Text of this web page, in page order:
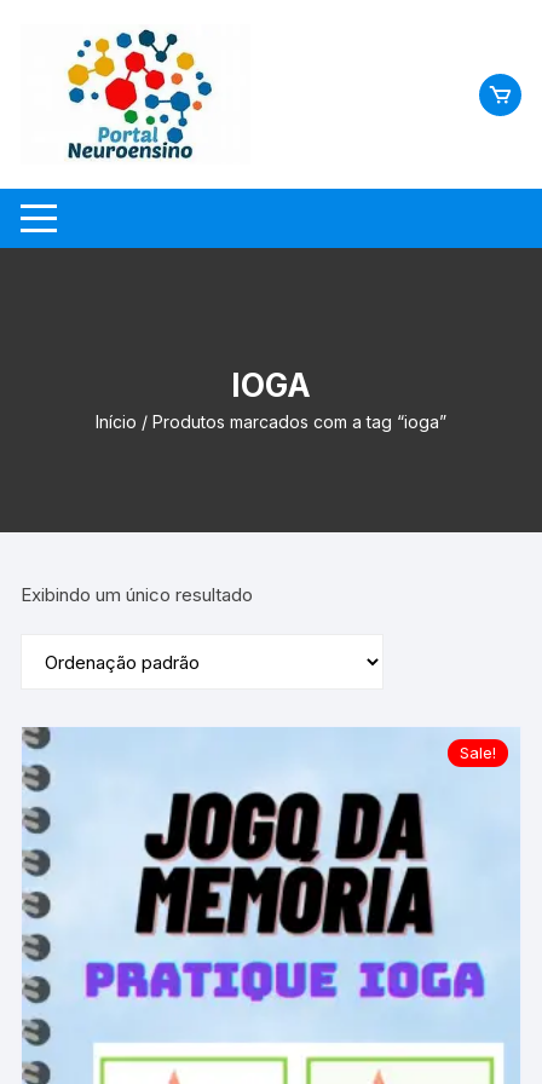
IOGA
Início / Produtos marcados com a tag “ioga”
Exibindo um único resultado
Sale!